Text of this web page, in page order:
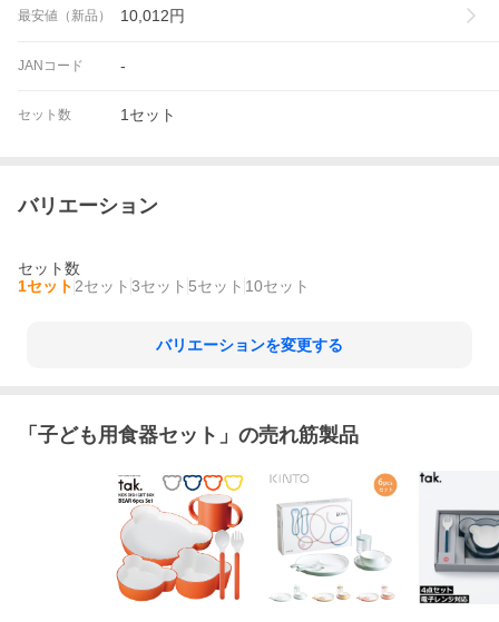
最安値（新品） 10,012円
JANコード -
セット数 1セット
バリエーション
セット数
1セット 2セット 3セット 5セット 10セット
バリエーションを変更する
「 子ども用食器セット 」の売れ筋製品